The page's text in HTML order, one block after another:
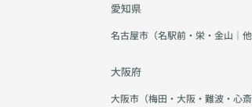
愛知県
名古屋市（名駅前・栄・金山｜他
大阪府
大阪市（梅田・大阪・難波・心斎